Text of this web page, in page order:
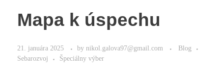
Mapa k úspechu
21. januára 2025 by nikol.galova97@gmail.com
Blog
Sebarozvoj
Špeciálny výber